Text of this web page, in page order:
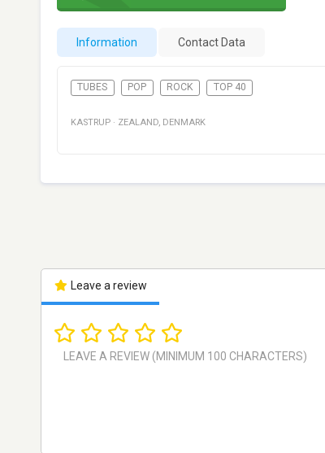
Information Contact Data
TUBES POP ROCK TOP 40
KASTRUP · ZEALAND, DENMARK
Leave a review